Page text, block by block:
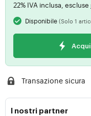
22% IVA inclusa, escluse
Disponibile(Solo 1
Transazione sicura
I nostri partner